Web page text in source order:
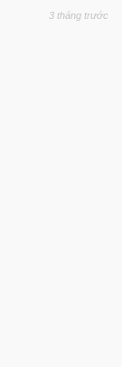
3 tháng trước